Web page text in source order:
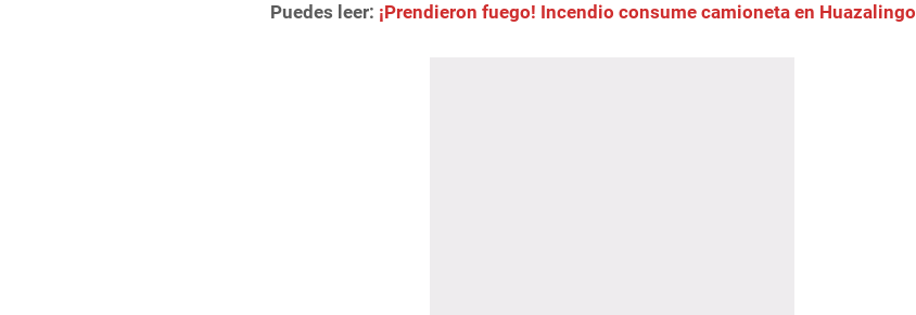
Puedes leer: ¡Prendieron fuego! Incendio consume camioneta en Huazalingo